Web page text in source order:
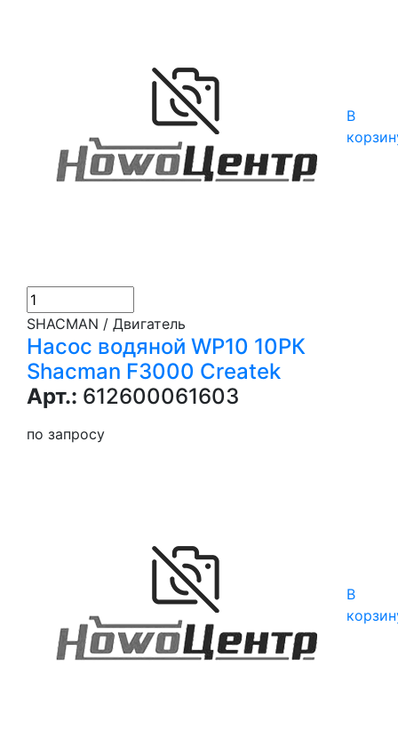
В
SHACMAN / Двигатель
Насос водяной WP10 10РК
Shacman F3000 Createk
Арт.: 612600061603
по запросу
В